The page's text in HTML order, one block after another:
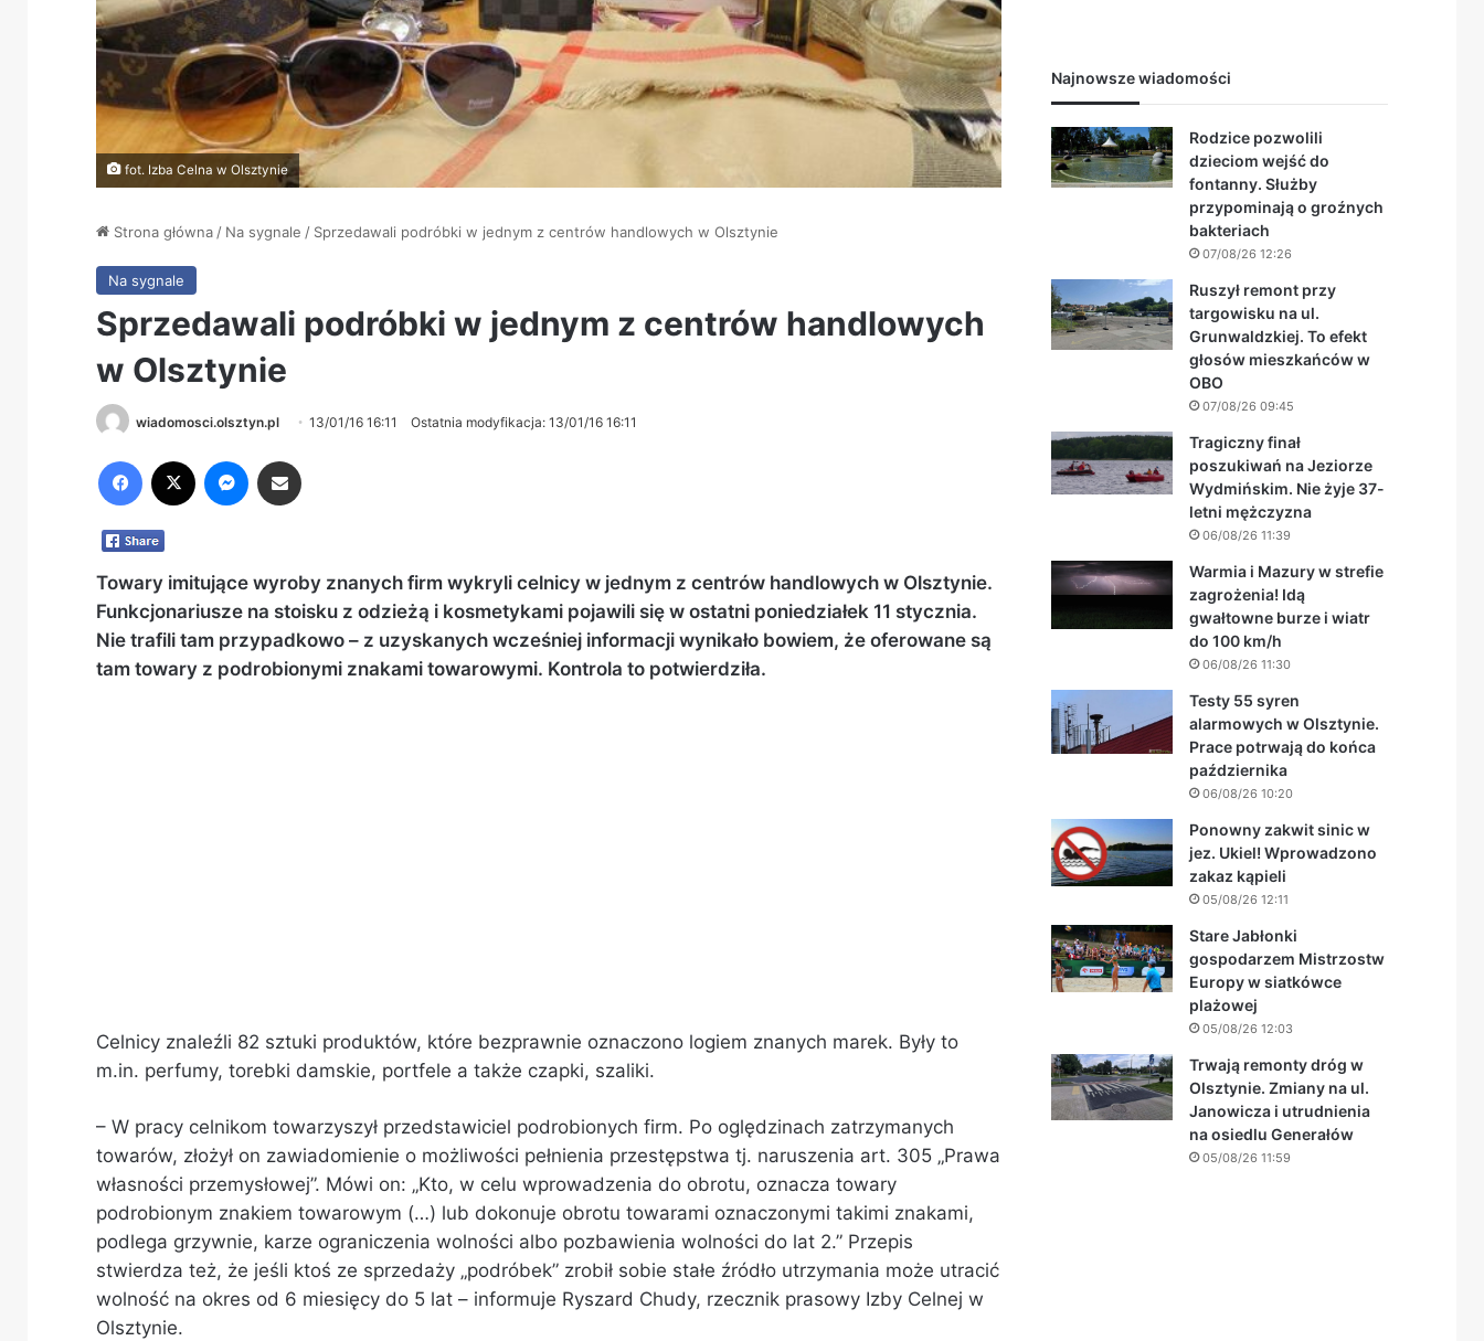
fot. Izba Celna w Olsztynie
Strona główna / Na sygnale / Sprzedawali podróbki w jednym z centrów handlowych w Olsztynie
Na sygnale
Sprzedawali podróbki w jednym z centrów handlowych
w Olsztynie
wiadomosci.olsztyn.pl 13/01/16 16:11 Ostatnia modyfikacja: 13/01/16 16:11
Towary imitujące wyroby znanych firm wykryli celnicy w jednym z centrów handlowych w Olsztynie.
Funkcjonariusze na stoisku z odzieżą i kosmetykami pojawili się w ostatni poniedziałek 11 stycznia.
Nie trafili tam przypadkowo – z uzyskanych wcześniej informacji wynikało bowiem, że oferowane są
tam towary z podrobionymi znakami towarowymi. Kontrola to potwierdziła.
Celnicy znaleźli 82 sztuki produktów, które bezprawnie oznaczono logiem znanych marek. Były to
m.in. perfumy, torebki damskie, portfele a także czapki, szaliki.
– W pracy celnikom towarzyszył przedstawiciel podrobionych firm. Po oględzinach zatrzymanych
towarów, złożył on zawiadomienie o możliwości pełnienia przestępstwa tj. naruszenia art. 305 „Prawa
własności przemysłowej”. Mówi on: „Kto, w celu wprowadzenia do obrotu, oznacza towary
podrobionym znakiem towarowym (…) lub dokonuje obrotu towarami oznaczonymi takimi znakami,
podlega grzywnie, karze ograniczenia wolności albo pozbawienia wolności do lat 2.” Przepis
stwierdza też, że jeśli ktoś ze sprzedaży „podróbek” zrobił sobie stałe źródło utrzymania może utracić
wolność na okres od 6 miesięcy do 5 lat – informuje Ryszard Chudy, rzecznik prasowy Izby Celnej w
Olsztynie.
Najnowsze wiadomości
Rodzice pozwolili
dzieciom wejść do
fontanny. Służby
przypominają o groźnych
bakteriach
07/08/26 12:26
Ruszył remont przy
targowisku na ul.
Grunwaldzkiej. To efekt
głosów mieszkańców w
OBO
07/08/26 09:45
Tragiczny finał
poszukiwań na Jeziorze
Wydmińskim. Nie żyje 37-
letni mężczyzna
06/08/26 11:39
Warmia i Mazury w strefie
zagrożenia! Idą
gwałtowne burze i wiatr
do 100 km/h
06/08/26 11:30
Testy 55 syren
alarmowych w Olsztynie.
Prace potrwają do końca
października
06/08/26 10:20
Ponowny zakwit sinic w
jez. Ukiel! Wprowadzono
zakaz kąpieli
05/08/26 12:11
Stare Jabłonki
gospodarzem Mistrzostw
Europy w siatkówce
plażowej
05/08/26 12:03
Trwają remonty dróg w
Olsztynie. Zmiany na ul.
Janowicza i utrudnienia
na osiedlu Generałów
05/08/26 11:59